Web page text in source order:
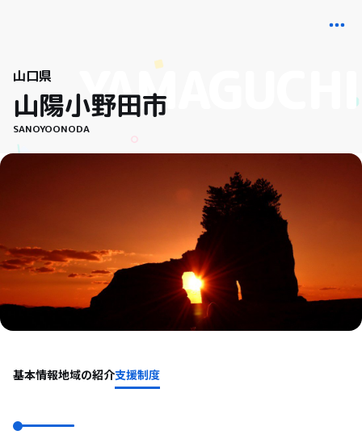
山口県
山陽小野田市
SANOYOONODA
基本情報地域の紹介支援制度